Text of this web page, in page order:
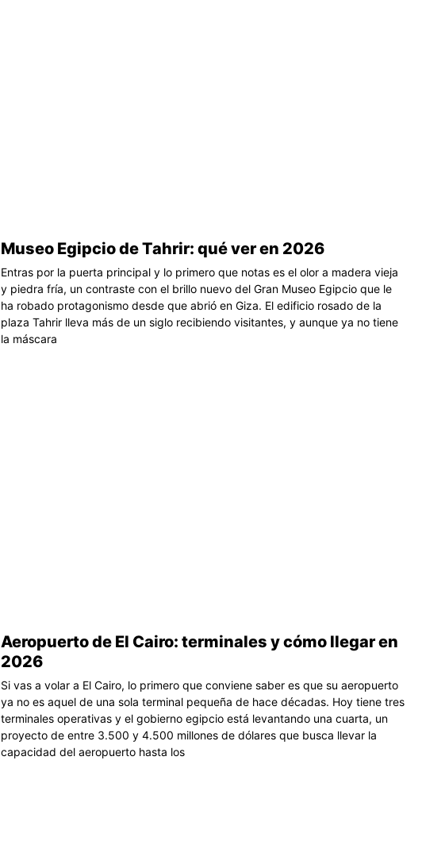
Museo Egipcio de Tahrir: qué ver en 2026
Entras por la puerta principal y lo primero que notas es el olor a madera vieja
y piedra fría, un contraste con el brillo nuevo del Gran Museo Egipcio que le
ha robado protagonismo desde que abrió en Giza. El edificio rosado de la
plaza Tahrir lleva más de un siglo recibiendo visitantes, y aunque ya no tiene
la máscara
Aeropuerto de El Cairo: terminales y cómo llegar en
2026
Si vas a volar a El Cairo, lo primero que conviene saber es que su aeropuerto
ya no es aquel de una sola terminal pequeña de hace décadas. Hoy tiene tres
terminales operativas y el gobierno egipcio está levantando una cuarta, un
proyecto de entre 3.500 y 4.500 millones de dólares que busca llevar la
capacidad del aeropuerto hasta los